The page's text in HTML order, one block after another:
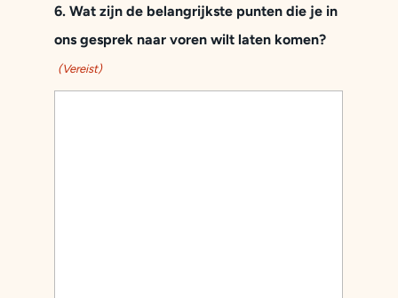
6. Wat zijn de belangrijkste punten die je in
ons gesprek naar voren wilt laten komen?
(Vereist)